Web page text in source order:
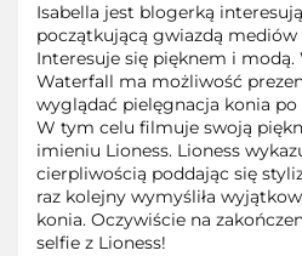
Isabella jest blogerką
początkującą gwiazdą mediów
Interesuje się pięknem i
Waterfall ma możliwość
wyglądać pielęgnacja konia
W tym celu filmuje swoją
imieniu Lioness. Lioness
cierpliwością poddając się
raz kolejny wymyśliła
konia. Oczywiście na
selfie z Lioness!